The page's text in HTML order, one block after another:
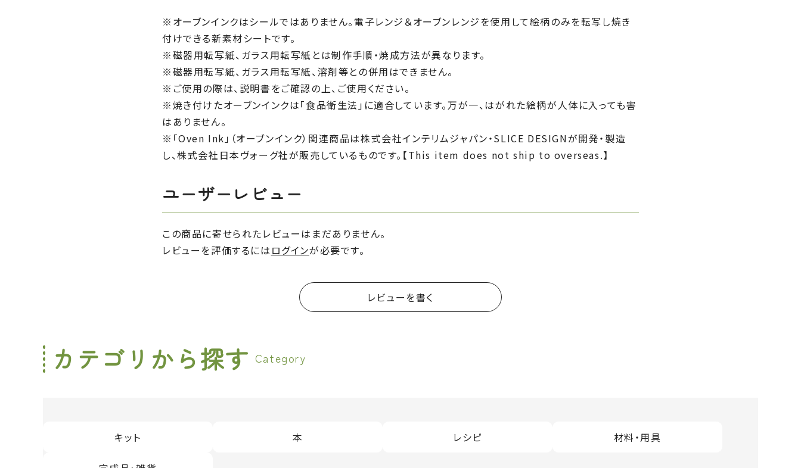
※オーブンインクはシールではありません。電子レンジ＆オーブンレンジを使用して絵柄のみを転写し焼き
付けできる新素材シートです。
※磁器用転写紙、ガラス用転写紙とは制作手順・焼成方法が異なります。
※磁器用転写紙、ガラス用転写紙、溶剤等との併用はできません。
※ご使用の際は、説明書をご確認の上、ご使用ください。
※焼き付けたオーブンインクは「食品衛生法」に適合しています。万が一、はがれた絵柄が人体に入っても害
はありません。
※「Oven Ink」（オーブンインク）関連商品は株式会社インテリムジャパン・SLICE DESIGNが開発・製造
し、株式会社日本ヴォーグ社が販売しているものです。【This item does not ship to overseas.】
ユーザーレビュー
この商品に寄せられたレビューはまだありません。
レビューを評価するには ログインが必要です。
レビューを書く
カテゴリから探す Category
キット 本 レシピ 材料・用具